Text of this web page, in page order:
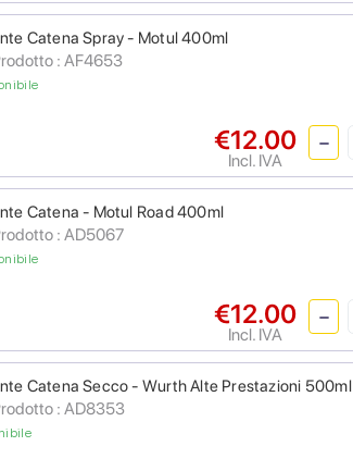
Catena Spray - Motul 400ml
: AF4653
€12.00
Incl. IVA
Catena - Motul Road 400ml
: AD5067
€12.00
Incl. IVA
Catena Secco - Wurth Alte Prestazioni 500ml
: AD8353